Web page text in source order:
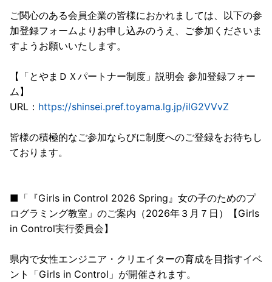
ご関心のある会員企業の皆様におかれましては、以下の参
加登録フォームよりお申し込みのうえ、ご参加くださいま
すようお願いいたします。
【「とやまＤＸパートナー制度」説明会 参加登録フォー
ム】
URL： https://shinsei.pref.toyama.lg.jp/ilG2VVvZ
皆様の積極的なご参加ならびに制度へのご登録をお待ちし
ております。
■「『Girls in Control 2026 Spring』女の子のためのプ
ログラミング教室」のご案内（2026年３月７日）【Girls
in Control実行委員会】
県内で女性エンジニア・クリエイターの育成を目指すイベ
ント「Girls in Control」が開催されます。